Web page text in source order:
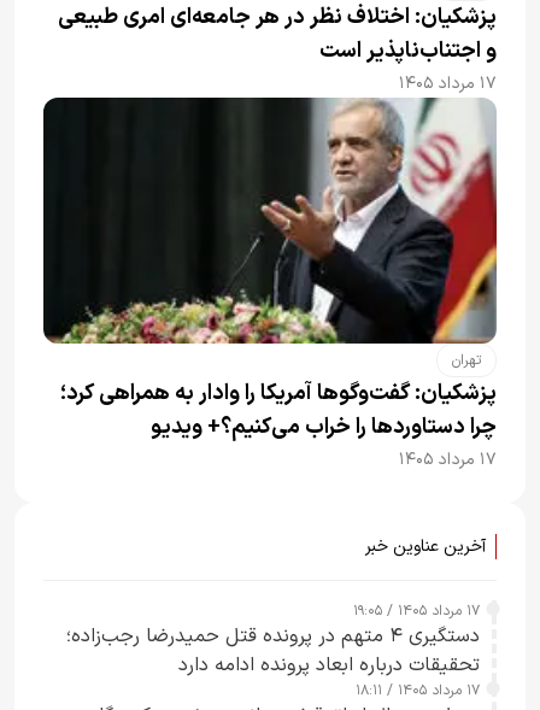
پزشکیان: اختلاف نظر در هر جامعه‌ای امری طبیعی
و اجتناب‌ناپذیر است
۱۷ مرداد ۱۴۰۵
تهران
پزشکیان: گفت‌وگوها آمریکا را وادار به همراهی کرد؛
چرا دستاوردها را خراب می‌کنیم؟+ ویدیو
۱۷ مرداد ۱۴۰۵
آخرین عناوین خبر
۱۷ مرداد ۱۴۰۵ / ۱۹:۰۵
دستگیری ۴ متهم در پرونده قتل حمیدرضا رجب‌زاده؛
تحقیقات درباره ابعاد پرونده ادامه دارد
۱۷ مرداد ۱۴۰۵ / ۱۸:۱۱